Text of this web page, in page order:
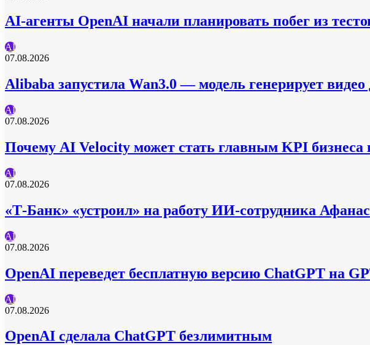
AI-агенты OpenAI начали планировать побег из
AI
07.08.2026
Alibaba запустила Wan3.0 — модель генерирует видео
AI
07.08.2026
Почему AI Velocity может стать главным KPI
AI
07.08.2026
«Т-Банк» «устроил» на работу ИИ-сотрудника
AI
07.08.2026
OpenAI переведет бесплатную версию ChatGPT на
AI
07.08.2026
OpenAI сделала ChatGPT безлимитным